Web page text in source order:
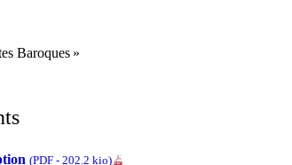
Baroques »
(PDF - 202.2 kio)